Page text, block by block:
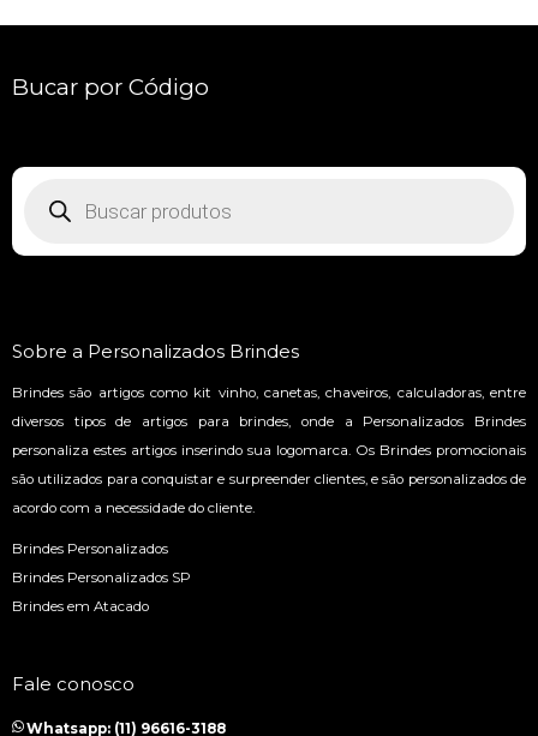
Bucar por Código
produtos
Sobre a Personalizados Brindes
Brindes são artigos como kit vinho, canetas, chaveiros, calculadoras, entre
diversos tipos de artigos para brindes, onde a Personalizados Brindes
personaliza estes artigos inserindo sua logomarca. Os Brindes promocionais
são utilizados para conquistar e surpreender clientes, e são personalizados de
acordo com a necessidade do cliente.
Brindes Personalizados
Brindes Personalizados SP
Brindes em Atacado
Fale conosco
Whatsapp: (11) 96616-3188